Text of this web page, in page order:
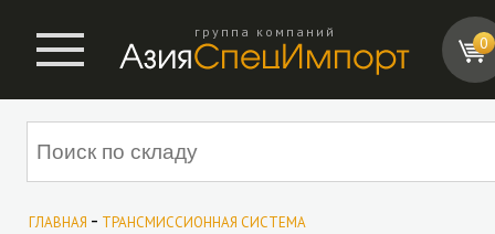
0
группа компаний
ГЛАВНАЯ - ТРАНСМИССИОННАЯ СИСТЕМА